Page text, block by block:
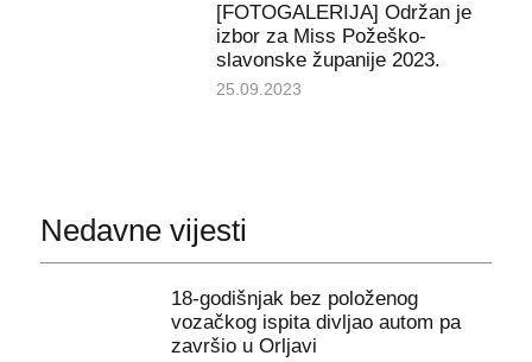
[FOTOGALERIJA] Održan je
izbor za Miss Požeško-
slavonske županije 2023.
25.09.2023
Nedavne vijesti
18-godišnjak bez položenog
vozačkog ispita divljao autom pa
završio u Orljavi